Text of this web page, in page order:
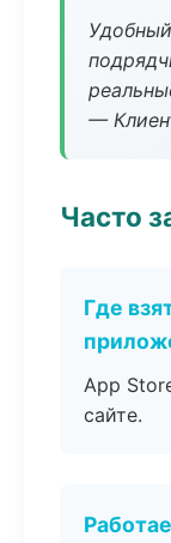
—
Часто
Где
App
сайте.